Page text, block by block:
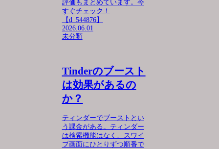
評価もまとめています。今
すぐチェック！
【d_544876】
2026.06.01
未分類
Tinderのブースト
は効果があるの
か？
ティンダーでブーストとい
う課金がある。ティンダー
は検索機能はなく、スワイ
プ画面にひとりずつ順番で